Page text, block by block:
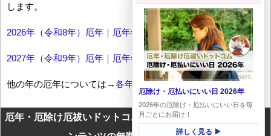
します。
2026年（令和8年）厄年｜厄年年齢早見表
2027年（令和9年）厄年｜厄年年齢早見表
他の年の厄年については→各年厄年一覧
厄年・厄除け厄祓いドットコムに掲載のテキスト・画像等コ
厄除け・厄払いにいい日 2026年
2026年の厄除け・厄払いにいい日を毎
月ごとにお届け！
詳しく見る ▶